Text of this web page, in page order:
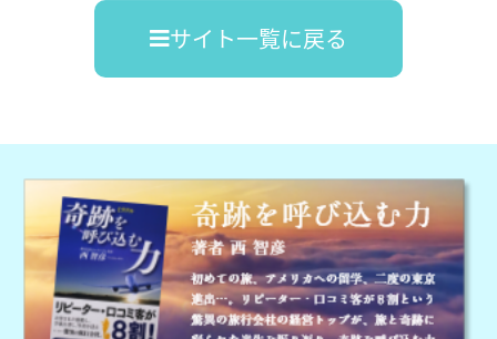
サイト一覧に戻る